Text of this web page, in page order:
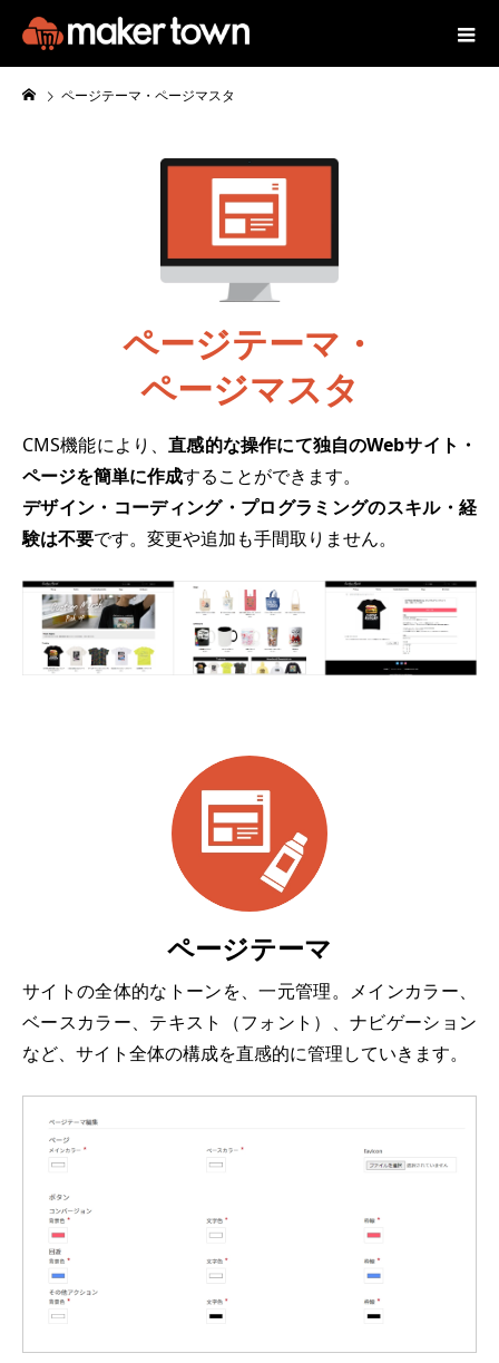
ページテーマ・ページマスタ
ページテーマ・
ページマスタ
CMS機能により、直感的な操作にて独自のWebサイト・
ページを簡単に作成することができます。
デザイン・コーディング・プログラミングのスキル・経
験は不要です。変更や追加も手間取りません。
ページテーマ
サイトの全体的なトーンを、一元管理。メインカラー、
ベースカラー、テキスト（フォント）、ナビゲーション
など、サイト全体の構成を直感的に管理していきます。